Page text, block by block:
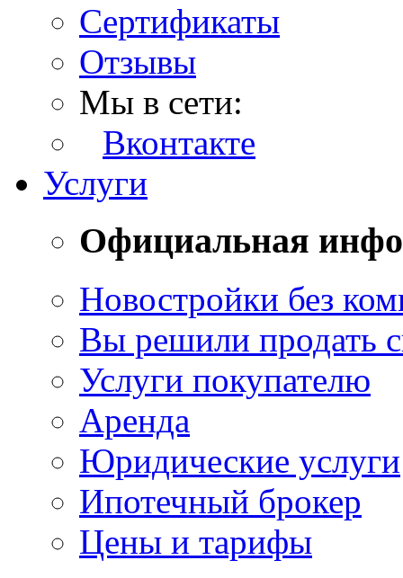
Сертификаты
Отзывы
Мы в сети:
Вконтакте
Услуги
Официальная
Новостройки без
Вы решили продать
Услуги покупателю
Аренда
Юридические услуги
Ипотечный брокер
Цены и тарифы